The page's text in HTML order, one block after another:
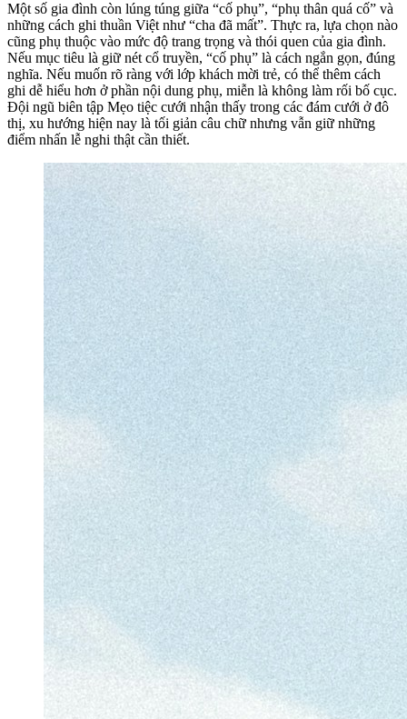
Một số gia đình còn lúng túng giữa “cố phụ”, “phụ thân quá cố” và
những cách ghi thuần Việt như “cha đã mất”. Thực ra, lựa chọn nào
cũng phụ thuộc vào mức độ trang trọng và thói quen của gia đình.
Nếu mục tiêu là giữ nét cổ truyền, “cố phụ” là cách ngắn gọn, đúng
nghĩa. Nếu muốn rõ ràng với lớp khách mời trẻ, có thể thêm cách
ghi dễ hiểu hơn ở phần nội dung phụ, miễn là không làm rối bố cục.
Đội ngũ biên tập Mẹo tiệc cưới nhận thấy trong các đám cưới ở đô
thị, xu hướng hiện nay là tối giản câu chữ nhưng vẫn giữ những
điểm nhấn lễ nghi thật cần thiết.